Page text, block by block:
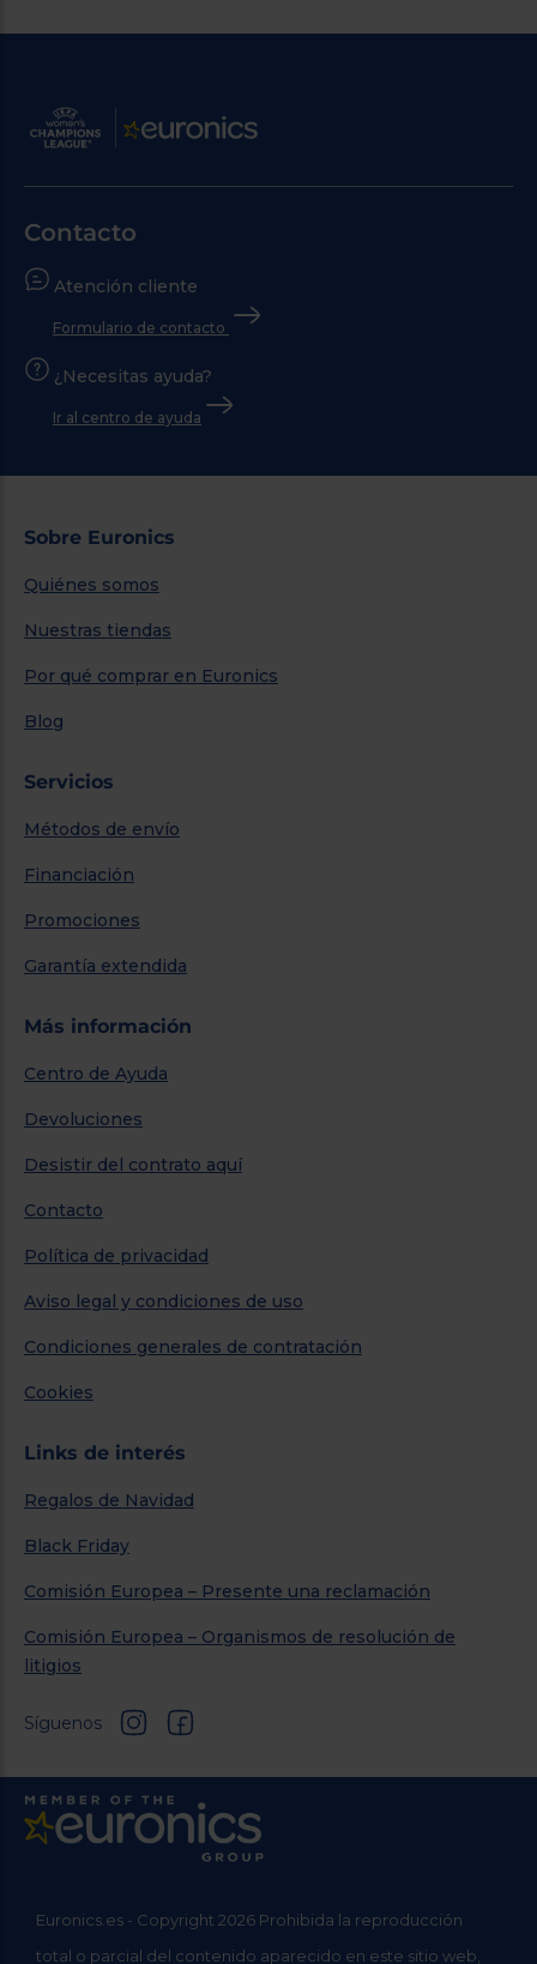
Contacto
Atención cliente
Formulario de contacto
¿Necesitas ayuda?
Ir al centro de ayuda
Sobre Euronics
Quiénes somos
Nuestras tiendas
Por qué comprar en Euronics
Blog
Servicios
Métodos de envío
Financiación
Promociones
Garantía extendida
Más información
Centro de Ayuda
Devoluciones
Desistir del contrato aquí
Contacto
Política de privacidad
Aviso legal y condiciones de uso
Condiciones generales de contratación
Cookies
Links de interés
Regalos de Navidad
Black Friday
Comisión Europea – Presente una reclamación
Comisión Europea – Organismos de resolución de
litigios
Síguenos
Euronics.es - Copyright 2026 Prohibida la reproducción
total o parcial del contenido aparecido en este sitio web,